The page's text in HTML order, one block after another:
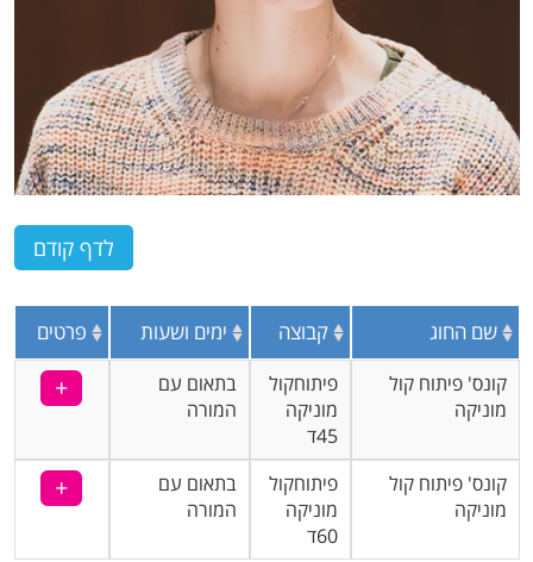
שם החוג קבוצה ימים ושעות פרטים
קונס' פיתוח קול
מוניקה
פיתוחקול
מוניקה
45ד
בתאום עם
המורה
קונס' פיתוח קול
מוניקה
פיתוחקול
מוניקה
60ד
בתאום עם
המורה